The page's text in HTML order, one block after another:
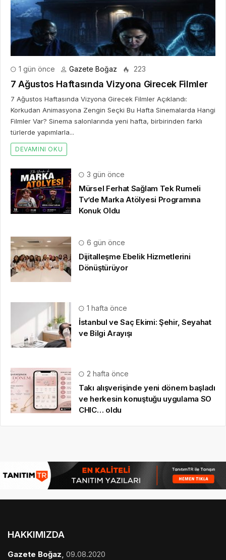
1 gün önce Gazete Boğaz 223
7 Ağustos Haftasında Vizyona Girecek Filmler
7 Ağustos Haftasında Vizyona Girecek Filmler Açıklandı:
Korkudan Animasyona Zengin Seçki Bu Hafta Sinemalarda Hangi
Filmler Var? Sinema salonlarında yeni hafta, birbirinden farklı
türlerde yapımlarla...
DEVAMINI OKU
3 gün önce
Mürsel Ferhat Sağlam Tek Rumeli
Tv’de Marka Atölyesi Programına
Konuk Oldu
6 gün önce
Dijitalleşme Ebelik Hizmetlerini
Dönüştürüyor
1 hafta önce
İstanbul ve Saç Ekimi: Şehir, Seyahat
ve Bilgi Arayışı
2 hafta önce
Takı alışverişinde yeni dönem başladı
ve herkesin konuştuğu uygulama SO
CHIC… oldu
HAKKIMIZDA
Gazete Boğaz, 09.08.2020